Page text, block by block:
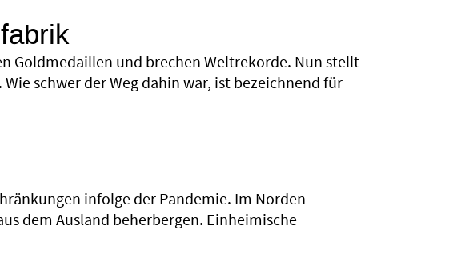
Goldmedaillen und brechen Welt­rekorde. Nun stellt
schwer der Weg dahin war, ist bezeichnend für
infolge der Pandemie. Im Norden
dem Ausland beherbergen. Einheimische